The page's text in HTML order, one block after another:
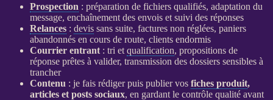
Prospection : préparation de fichiers qualifiés, adaptation du
message, enchaînement des envois et suivi des réponses
Relances: devissans suite, factures non réglées, paniers
abandonnés en cours de route, clients endormis
Courrier entrant: tri et qualification, propositions de
réponse prêtes à valider, transmission des dossiers sensibles à
trancher
Contenu : je fais rédiger puis publier vos fiches produit,
articles et posts sociaux, en gardant le contrôle qualité avant